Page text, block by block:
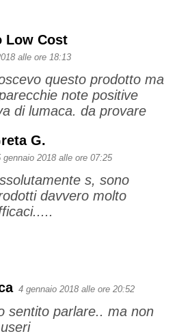
Low Cost
alle ore 18:13
questo prodotto ma
note positive
di lumaca. da provare
G.
gennaio 2018 alle ore 07:25
s, sono
davvero molto
4 gennaio 2018 alle ore 20:52
sentito parlare.. ma non